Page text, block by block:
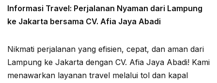
Informasi Travel: Perjalanan Nyaman dari Lampung
ke Jakarta bersama CV. Afia Jaya Abadi
Nikmati perjalanan yang efisien, cepat, dan aman dari
Lampung ke Jakarta dengan CV. Afia Jaya Abadi! Kami
menawarkan layanan travel melalui tol dan kapal